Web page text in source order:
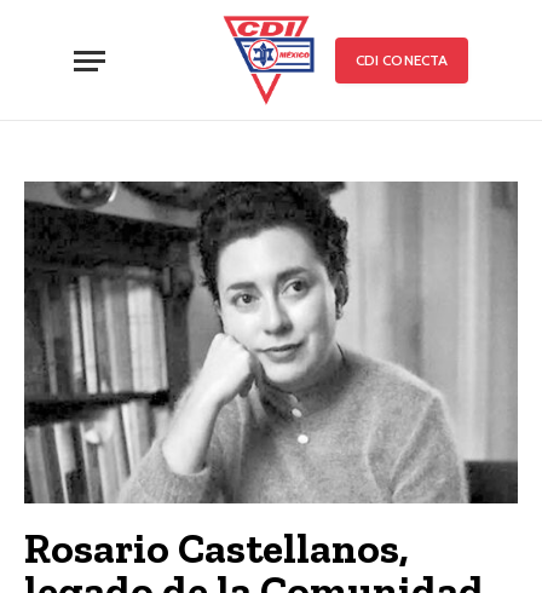
CDI CONECTA
Rosario Castellanos,